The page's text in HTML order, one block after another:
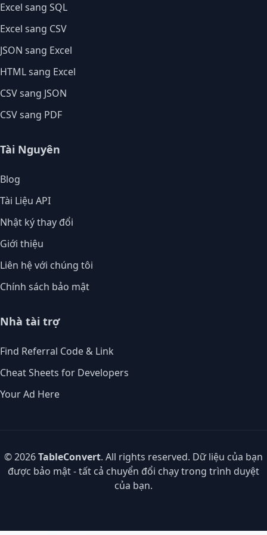
Excel sang SQL
Excel sang CSV
JSON sang Excel
HTML sang Excel
CSV sang JSON
CSV sang PDF
Tài Nguyên
Blog
Tài Liệu API
Nhật ký thay đổi
Giới thiệu
Liên hệ với chúng tôi
Chính sách bảo mật
Nhà tài trợ
Find Referral Code & Link
Cheat Sheets for Developers
Your Ad Here
© 2026TableConvert. All rights reserved. Dữ liệu của bạn
được bảo mật - tất cả chuyển đổi chạy trong trình duyệt
của bạn.